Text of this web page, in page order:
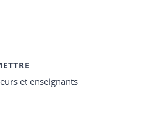
et enseignants